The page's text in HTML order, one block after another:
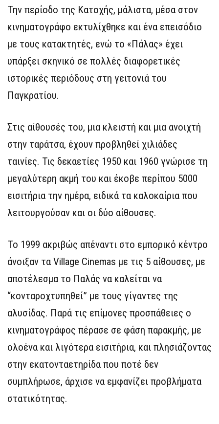
Την περίοδο της Κατοχής, μάλιστα, μέσα στον
κινηματογράφο εκτυλίχθηκε και ένα επεισόδιο
με τους κατακτητές, ενώ το «Πάλας» έχει
υπάρξει σκηνικό σε πολλές διαφορετικές
ιστορικές περιόδους στη γειτονιά του
Παγκρατίου.
Στις αίθουσές του, μια κλειστή και μια ανοιχτή
στην ταράτσα, έχουν προβληθεί χιλιάδες
ταινίες. Τις δεκαετίες 1950 και 1960 γνώρισε τη
μεγαλύτερη ακμή του και έκοβε περίπου 5000
εισιτήρια την ημέρα, ειδικά τα καλοκαίρια που
λειτουργούσαν και οι δύο αίθουσες.
Το 1999 ακριβώς απέναντι στο εμπορικό κέντρο
άνοιξαν τα Village Cinemas με τις 5 αίθουσες, με
αποτέλεσμα το Παλάς να καλείται να
“κονταροχτυπηθεί” με τους γίγαντες της
αλυσίδας. Παρά τις επίμονες προσπάθειες ο
κινηματογράφος πέρασε σε φάση παρακμής, με
ολοένα και λιγότερα εισιτήρια, και πλησιάζοντας
στην εκατονταετηρίδα που ποτέ δεν
συμπλήρωσε, άρχισε να εμφανίζει προβλήματα
στατικότητας.